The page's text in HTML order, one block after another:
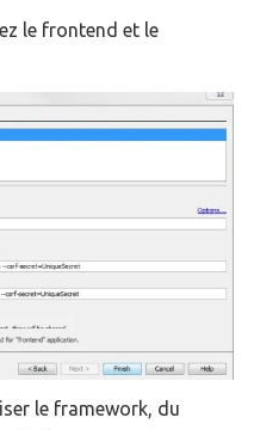
le frontend et le
le framework, du